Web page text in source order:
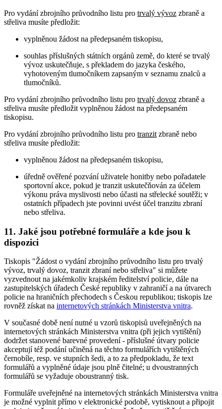
Pro vydání zbrojního průvodního listu pro trvalý vývoz zbraně a
střeliva musíte předložit:
vyplněnou žádost na předepsaném tiskopisu,
souhlas příslušných státních orgánů země, do které se trvalý
vývoz uskutečňuje, s překladem do jazyka českého,
vyhotoveným tlumočníkem zapsaným v seznamu znalců a
tlumočníků.
Pro vydání zbrojního průvodního listu pro trvalý dovoz zbraně a
střeliva musíte předložit vyplněnou žádost na předepsaném
tiskopisu.
Pro vydání zbrojního průvodního listu pro tranzit zbraně nebo
střeliva musíte předložit:
vyplněnou žádost na předepsaném tiskopisu,
úředně ověřené pozvání uživatele honitby nebo pořadatele
sportovní akce, pokud je tranzit uskutečňován za účelem
výkonu práva myslivosti nebo účasti na střelecké soutěži; v
ostatních případech jste povinni uvést účel tranzitu zbraní
nebo střeliva.
11. Jaké jsou potřebné formuláře a kde jsou k
dispozici
Tiskopis "Žádost o vydání zbrojního průvodního listu pro trvalý
vývoz, trvalý dovoz, tranzit zbraní nebo střeliva" si můžete
vyzvednout na jakémkoliv krajském ředitelství policie, dále na
zastupitelských úřadech České republiky v zahraničí a na útvarech
policie na hraničních přechodech s Českou republikou; tiskopis lze
rovněž získat na internetových stránkách Ministerstva vnitra.
V současné době není nutné u vzorů tiskopisů uveřejněných na
internetových stránkách Ministerstva vnitra (při jejich vytištění)
dodržet stanovené barevné provedení - příslušné útvary policie
akceptují též podání učiněná na těchto formulářích vytištěných
černobíle, resp. ve stupních šedi, a to za předpokladu, že text
formulářů a vyplněné údaje jsou plně čitelné; u dvoustranných
formulářů se vyžaduje oboustranný tisk.
Formuláře uveřejněné na internetových stránkách Ministerstva vnitra
je možné vyplnit přímo v elektronické podobě, vytisknout a připojit